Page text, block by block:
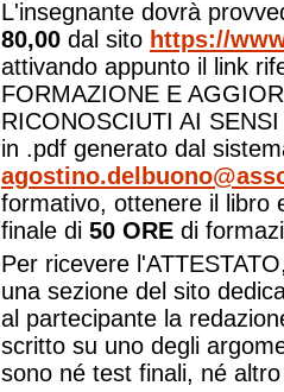
L'insegnante dovrà
80,00 dal sito https://
attivando appunto il link
FORMAZIONE E
RICONOSCIUTI AI
in .pdf generato dal
formativo, ottenere il libro
finale di 50 ORE di
Per ricevere
una sezione del sito
al partecipante la
scritto su uno degli
sono né test finali, né